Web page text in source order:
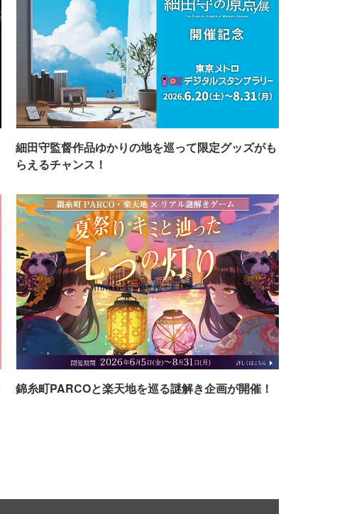
細田守監督作品ゆかりの地を巡って限定グッズがも
らえるチャンス！
錦糸町PARCOと楽天地を巡る謎解き企画が開催！